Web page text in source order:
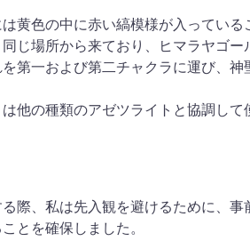
黄色の中に赤い縞模様が入ってい
じ場所から来ており、ヒマラヤゴ
第一および第二チャクラに運び、
他の種類のアゼツライトと協調して
際、私は先入観を避けるために、
とを確保しました。